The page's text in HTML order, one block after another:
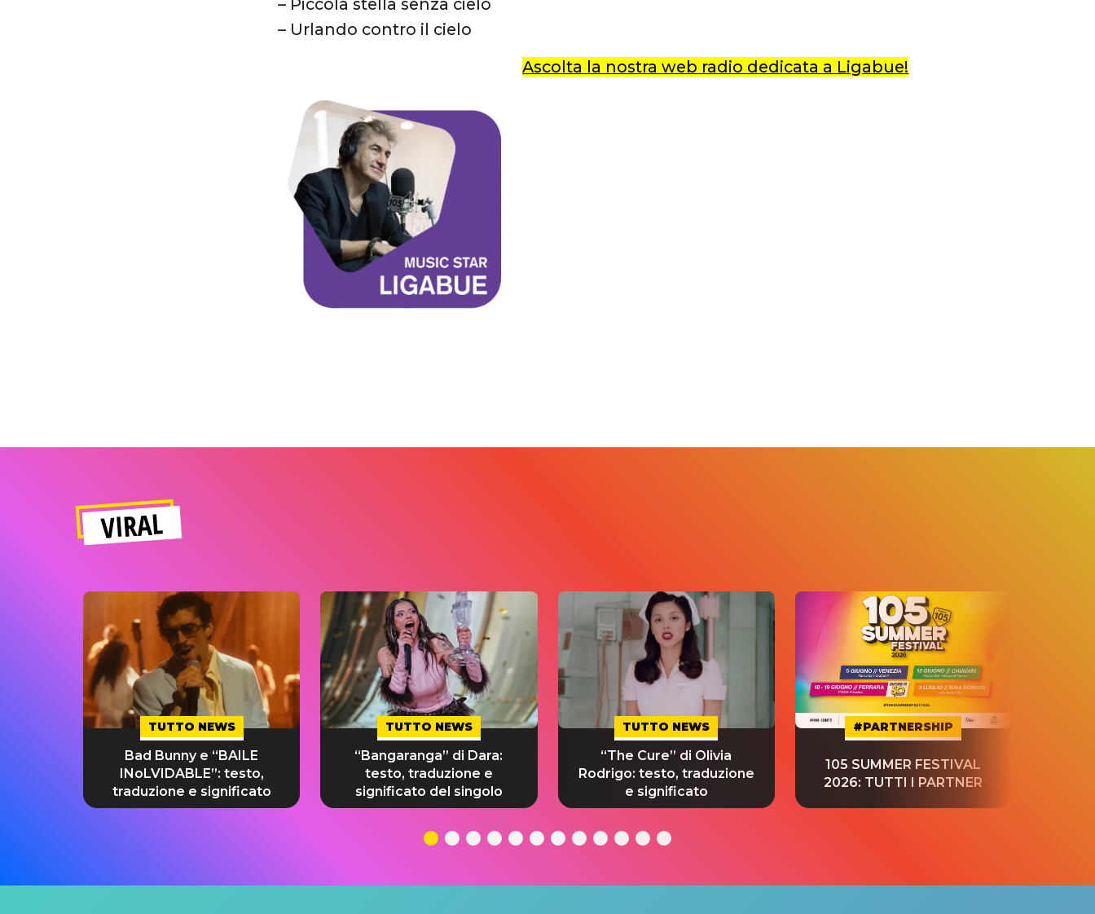
– Piccola stella senza cielo
– Urlando contro il cielo
Ascolta la nostra web radio dedicata a Ligabue!
VIRAL
TUTTO NEWS
Bad Bunny e “BAILE
INoLVIDABLE”: testo,
traduzione e significato
TUTTO NEWS
“Bangaranga” di Dara:
testo, traduzione e
significato del singolo
TUTTO NEWS
“The Cure” di Olivia
Rodrigo: testo, traduzione
e significato
#PARTNERSHIP
105 SUMMER FESTIVAL
2026: TUTTI I PARTNER